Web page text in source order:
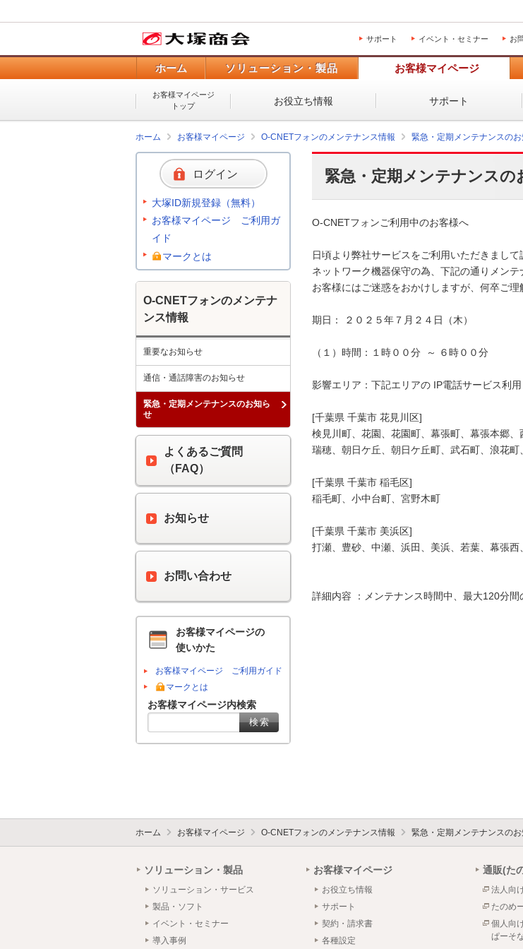
サポート イベント・セミナー お
ホーム ソリューション・製品 お客様マイページ
お客様マイページ
トップ
お役立ち情報 サポート
ホーム お客様マイページ O-CNETフォンのメンテナンス情報 緊急・定期メンテナンスの
緊急・定期メンテナンスの
O-CNETフォンご利用中のお客様へ
日頃より弊社サービスをご利用いただきまして
ネットワーク機器保守の為、下記の通りメンテ
お客様にはご迷惑をおかけしますが、何卒ご理
期日： ２０２５年７月２４日（木）
（１）時間：１時００分  ～ ６時００分
影響エリア：下記エリアの IP電話サービス利
[千葉県 千葉市 花見川区]
検見川町、花園、花園町、幕張町、幕張本郷、
瑞穂、朝日ケ丘、朝日ケ丘町、武石町、浪花町
[千葉県 千葉市 稲毛区]
稲毛町、小中台町、宮野木町
[千葉県 千葉市 美浜区]
打瀬、豊砂、中瀬、浜田、美浜、若葉、幕張西
詳細内容 ：メンテナンス時間中、最大120分間
ログイン
大塚ID新規登録（無料）
お客様マイページ ご利用ガ
イド
マークとは
O-CNETフォンのメンテナ
ンス情報
重要なお知らせ
通信・通話障害のお知らせ
緊急・定期メンテナンスのお知ら
せ
よくあるご質問
（FAQ）
お知らせ
お問い合わせ
お客様マイページの
使いかた
お客様マイページ ご利用ガイド
マークとは
お客様マイページ内検索
ホーム お客様マイページ O-CNETフォンのメンテナンス情報 緊急・定期メンテナンスの
ソリューション・製品
ソリューション・サービス
製品・ソフト
イベント・セミナー
導入事例
お客様マイページ
お役立ち情報
サポート
契約・請求書
各種設定
通販(た
法人向
たのめ
個人向
ぱーそ